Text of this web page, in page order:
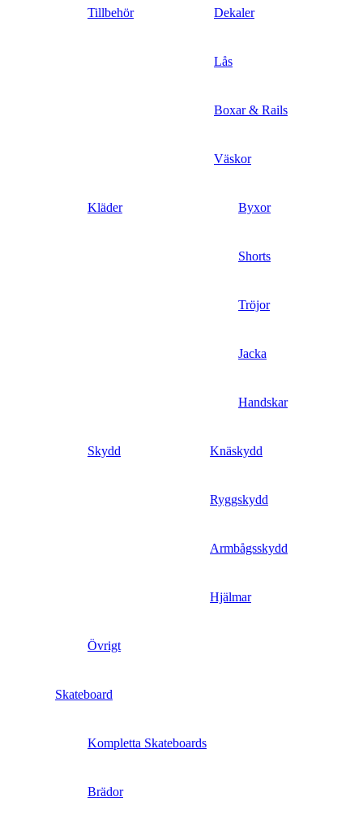
Tillbehör Dekaler
Lås
Boxar & Rails
Väskor
Kläder Byxor
Shorts
Tröjor
Jacka
Handskar
Skydd Knäskydd
Ryggskydd
Armbågsskydd
Hjälmar
Övrigt
Skateboard
Kompletta Skateboards
Brädor